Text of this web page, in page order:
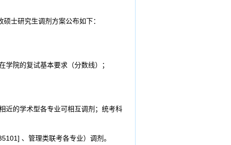
士研究生调剂方案公布如下：
院的复试基本要求（分数线）；
近的学术型各专业可相互调剂；统考科
、管理类联考各专业）调剂。